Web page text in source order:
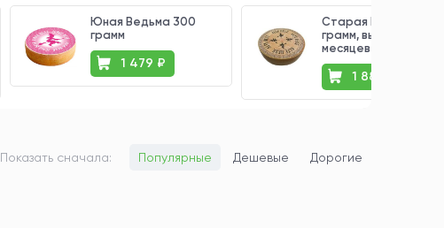
Юная Ведьма 300
грамм
1 479 ₽
Старая Ведьма 300
грамм, выдержка 8
месяцев
1 881 ₽
Показать сначала: Популярные Дешевые Дорогие